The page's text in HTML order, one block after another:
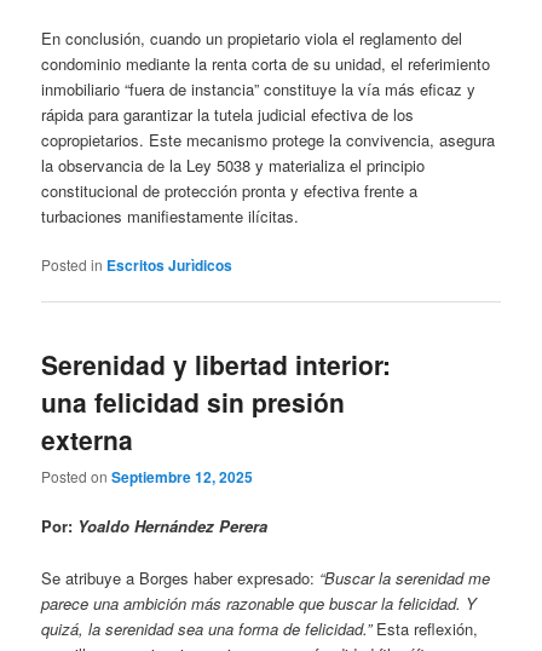
En conclusión, cuando un propietario viola el reglamento del
condominio mediante la renta corta de su unidad, el referimiento
inmobiliario “fuera de instancia” constituye la vía más eficaz y
rápida para garantizar la tutela judicial efectiva de los
copropietarios. Este mecanismo protege la convivencia, asegura
la observancia de la Ley 5038 y materializa el principio
constitucional de protección pronta y efectiva frente a
turbaciones manifiestamente ilícitas.
Posted in Escritos Jurìdicos
Serenidad y libertad interior:
una felicidad sin presión
externa
Posted onSeptiembre 12, 2025
Por: Yoaldo Hernández Perera
Se atribuye a Borges haber expresado: “Buscar la serenidad me
parece una ambición más razonable que buscar la felicidad. Y
quizá, la serenidad sea una forma de felicidad.”Esta reflexión,